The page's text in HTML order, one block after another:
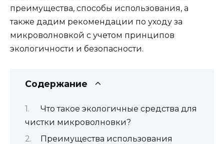
преимущества, способы использования, а
также дадим рекомендации по уходу за
микроволновкой с учетом принципов
экологичности и безопасности.
Содержание
Что такое экологичные средства для
чистки микроволновки?
Преимущества использования